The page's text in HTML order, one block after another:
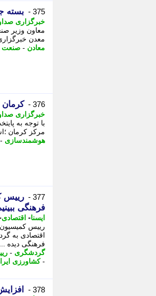
375 - بسته
خبرگزاری
معاون وزیر
معدن
معادن - صنعت
376 -
خبرگزاری
با توجه به
مرکز کرمان
هوشمندسازی -
377 -
رییس
فرهنگی
ایسنا- اقتصادی
رییس کمیسیون
اقتصادی به
فرهنگی دیده ...
گردشگری -
-کشاورزی
378 -